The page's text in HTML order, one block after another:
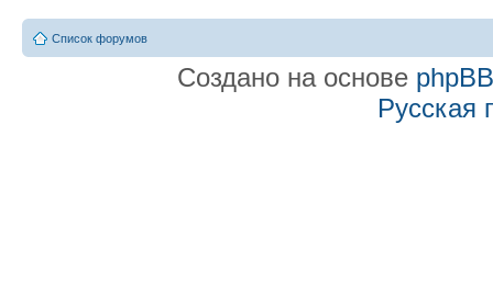
Список форумов
Создано на основе phpBB
Русская